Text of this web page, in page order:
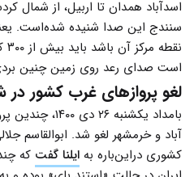
اسدآباد همدان تا اربیل، از شمال
سنندج این صدا شنیده شده‌است.
است صدای رعد روی زمین چنین
لغو پروازهای غرب کشور
بامداد یکشنبه
آباد و خرمشهر لغو شد. ابوالقاسم
کشوری دراین‌باره به ایلنا گفت که